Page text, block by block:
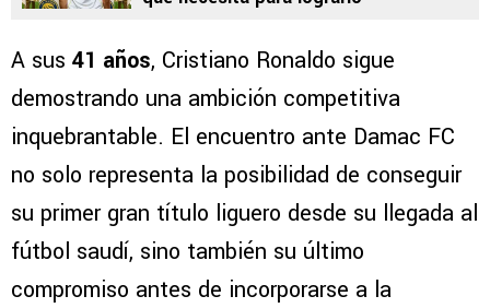
A sus 41 años, Cristiano Ronaldo sigue
demostrando una ambición competitiva
inquebrantable. El encuentro ante Damac FC
no solo representa la posibilidad de conseguir
su primer gran título liguero desde su llegada al
fútbol saudí, sino también su último
compromiso antes de incorporarse a la